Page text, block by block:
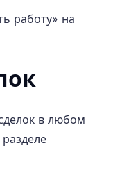
работу» на
в любом